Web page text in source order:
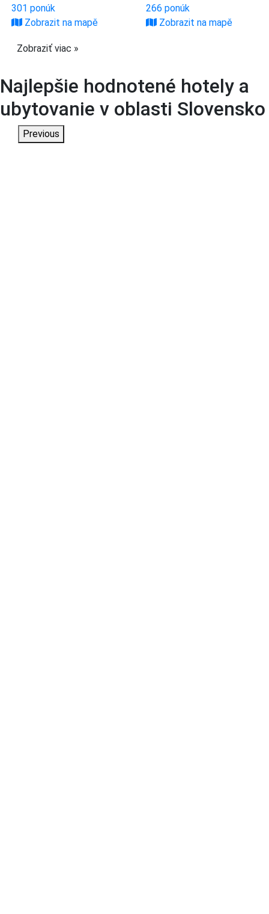
301 ponúk
Zobrazit na mapě
266 ponúk
Zobrazit na mapě
Zobraziť viac »
Najlepšie hodnotené hotely a
ubytovanie v oblasti Slovensko
Previous